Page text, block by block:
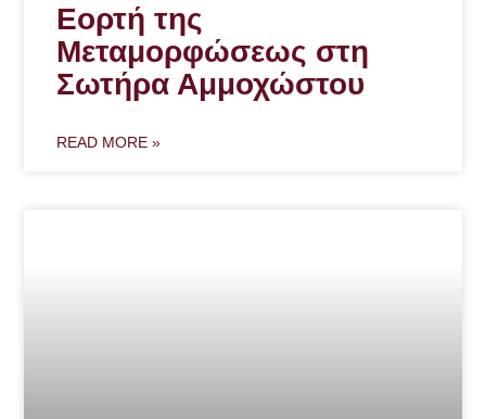
Εορτή της
Μεταμορφώσεως στη
Σωτήρα Αμμοχώστου
READ MORE »